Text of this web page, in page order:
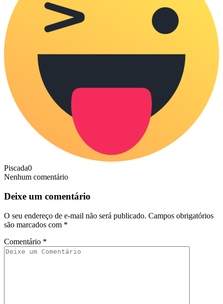
Piscada0
Nenhum comentário
Deixe um comentário
O seu endereço de e-mail não será publicado. Campos obrigatórios
são marcados com *
Comentário *